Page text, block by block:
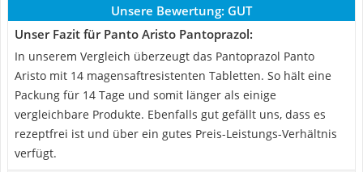
Unsere Bewertung: GUT
Unser Fazit für Panto Aristo Pantoprazol:
In unserem Vergleich überzeugt das Pantoprazol Panto
Aristo mit 14 magensaftresistenten Tabletten. So hält eine
Packung für 14 Tage und somit länger als einige
vergleichbare Produkte. Ebenfalls gut gefällt uns, dass es
rezeptfrei ist und über ein gutes Preis-Leistungs-Verhältnis
verfügt.